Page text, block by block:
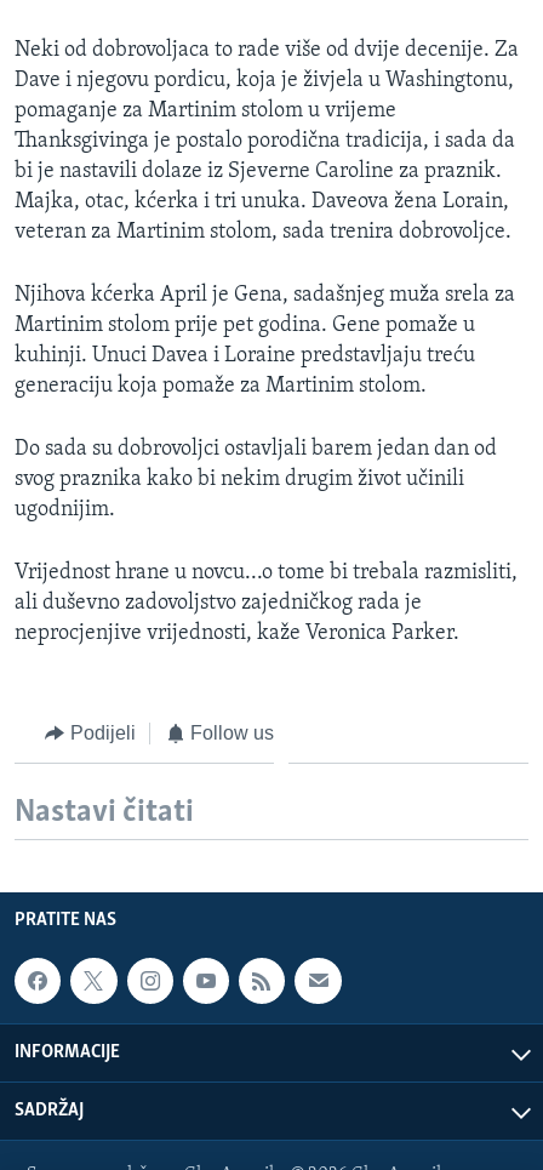
Neki od dobrovoljaca to rade više od dvije decenije. Za
Dave i njegovu pordicu, koja je živjela u Washingtonu,
pomaganje za Martinim stolom u vrijeme
Thanksgivinga je postalo porodična tradicija, i sada da
bi je nastavili dolaze iz Sjeverne Caroline za praznik.
Majka, otac, kćerka i tri unuka. Daveova žena Lorain,
veteran za Martinim stolom, sada trenira dobrovoljce.
Njihova kćerka April je Gena, sadašnjeg muža srela za
Martinim stolom prije pet godina. Gene pomaže u
kuhinji. Unuci Davea i Loraine predstavljaju treću
generaciju koja pomaže za Martinim stolom.
Do sada su dobrovoljci ostavljali barem jedan dan od
svog praznika kako bi nekim drugim život učinili
ugodnijim.
Vrijednost hrane u novcu...o tome bi trebala razmisliti,
ali duševno zadovoljstvo zajedničkog rada je
neprocjenjive vrijednosti, kaže Veronica Parker.
Podijeli Follow us
Nastavi čitati
PRATITE NAS
INFORMACIJE
SADRŽAJ